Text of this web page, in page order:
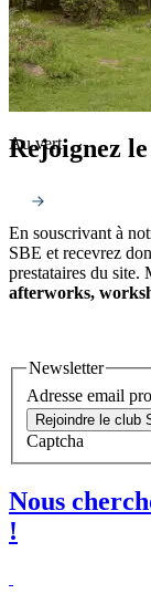
Au vert
Rejoignez
En souscrivant à
SBE et recevrez
prestataires du site.
afterworks,
Newsletter
Adresse email
Rejoindre le club
Captcha
Nous
!